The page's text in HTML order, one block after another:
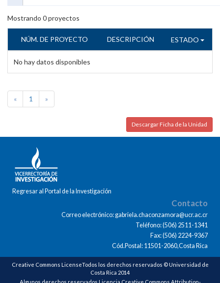
Mostrando 0proyectos
NÚM. DE PROYECTO DESCRIPCIÓN ESTADO
No hay datos disponibles
« 1 »
Descargar Ficha de la Unidad
Regresar al Portal de la Investigación
Contacto
Correo electrónico: gabriela.chaconzamora@ucr.ac.cr
Teléfono: (506) 2511-1341
Fax: (506) 2224-9367
Cód.Postal: 11501-2060,Costa Rica
Creative Commons LicenseTodos los derechos reservados © Universidad de
Costa Rica 2014